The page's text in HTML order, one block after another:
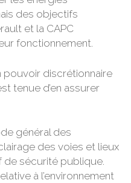
des objectifs
et la CAPC
fonctionnement.
pouvoir discrétionnaire
tenue d’en assurer
général des
des voies et lieux
de sécurité publique.
à l’environnement